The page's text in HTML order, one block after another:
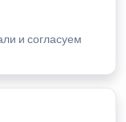
и согласуем